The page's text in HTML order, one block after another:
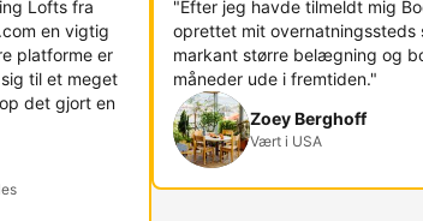
Lofts fra
en vigtig
platforme er
til et meget
det gjort en
"Efter jeg havde tilmeldt mig
oprettet mit overnatningssteds
markant større belægning og
måneder ude i fremtiden."
Zoey Berghoff
Vært i USA